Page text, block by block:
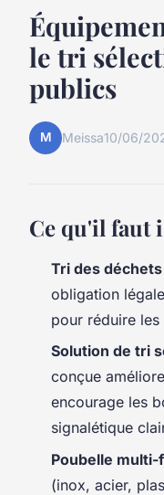
le tri
publics
M Meissa10/06/
Ce qu'il faut
Tri des déchets
obligation
pour réduire
Solution de tri
conçue
encourage les
signalétique
Poubelle multi-
(inox, acier,